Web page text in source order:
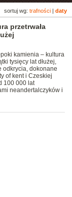
sortuj wg: trafności daty
przetrwała
kamienia – kultura
tysięcy lat dłużej,
odkrycia, dokonane
of kent i Czeskiej
100 000 lat
neandertalczyków i